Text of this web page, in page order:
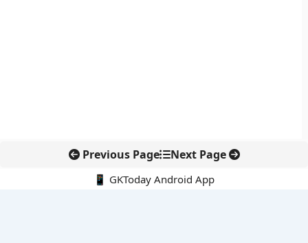
Previous Page Next Page
📱 GKToday Android App